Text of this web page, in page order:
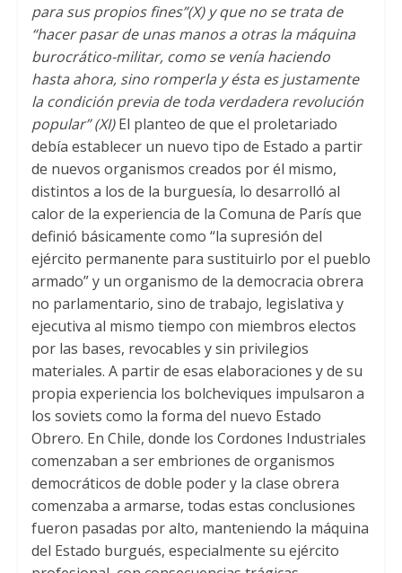
para sus propios fines”(X) y que no se trata de
“hacer pasar de unas manos a otras la máquina
burocrático-militar, como se venía haciendo
hasta ahora, sino romperla y ésta es justamente
la condición previa de toda verdadera revolución
popular”(XI) El planteo de que el proletariado
debía establecer un nuevo tipo de Estado a partir
de nuevos organismos creados por él mismo,
distintos a los de la burguesía, lo desarrolló al
calor de la experiencia de la Comuna de París que
definió básicamente como “la supresión del
ejército permanente para sustituirlo por el pueblo
armado” y un organismo de la democracia obrera
no parlamentario, sino de trabajo, legislativa y
ejecutiva al mismo tiempo con miembros electos
por las bases, revocables y sin privilegios
materiales. A partir de esas elaboraciones y de su
propia experiencia los bolcheviques impulsaron a
los soviets como la forma del nuevo Estado
Obrero. En Chile, donde los Cordones Industriales
comenzaban a ser embriones de organismos
democráticos de doble poder y la clase obrera
comenzaba a armarse, todas estas conclusiones
fueron pasadas por alto, manteniendo la máquina
del Estado burgués, especialmente su ejército